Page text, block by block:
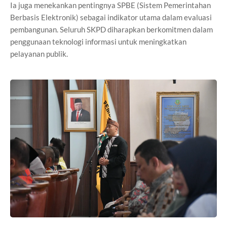
Ia juga menekankan pentingnya SPBE (Sistem Pemerintahan
Berbasis Elektronik) sebagai indikator utama dalam evaluasi
pembangunan. Seluruh SKPD diharapkan berkomitmen dalam
penggunaan teknologi informasi untuk meningkatkan
pelayanan publik.